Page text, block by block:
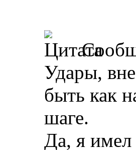
Удары,
быть как
шаге.
Да, я имел